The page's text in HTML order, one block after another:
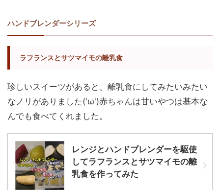
ハンドブレンダーシリーズ
ラフランスとサツマイモの離乳食
珍しいスイーツがあると、離乳食にしてみたいみたい
なノリがありました('ω')赤ちゃんは甘いやつは基本な
んでも食べてくれました。
レンジとハンドブレンダーを駆使
してラフランスとサツマイモの離
乳食を作ってみた